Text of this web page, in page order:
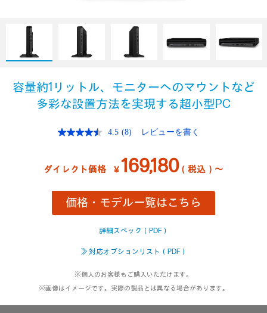
容量約1リットル、モニターへのマウントなど
多彩な設置方法を実現する超小型PC
4.5 レ
ュ
ー
を
む.
同
じ
ー
の
ン
ク。
(8) レビューを書く
ダイレクト価格 ￥ 169,180（税込）～
価格・モデル一覧はこちら
詳細スペック（PDF）
≫ 対応オプションリスト（PDF）
※個人のお客様もご購入いただけます。
※画像はイメージです。実際の製品とは異なる場合があります。